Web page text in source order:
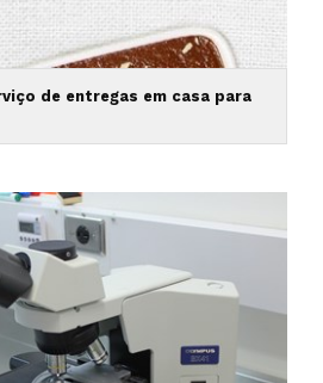
de entregas em casa para